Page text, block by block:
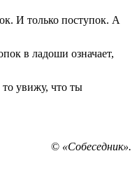
И только поступок. А
в ла­доши означает,
то увижу, что ты
© «Собеседник».